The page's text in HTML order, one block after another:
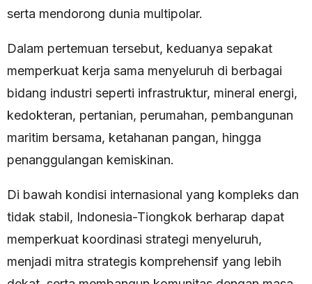
serta mendorong dunia multipolar.
Dalam pertemuan tersebut, keduanya sepakat
memperkuat kerja sama menyeluruh di berbagai
bidang industri seperti infrastruktur, mineral energi,
kedokteran, pertanian, perumahan, pembangunan
maritim bersama, ketahanan pangan, hingga
penanggulangan kemiskinan.
Di bawah kondisi internasional yang kompleks dan
tidak stabil, Indonesia-Tiongkok berharap dapat
memperkuat koordinasi strategi menyeluruh,
menjadi mitra strategis komprehensif yang lebih